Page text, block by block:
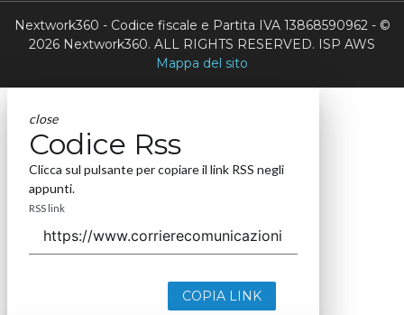
Nextwork360 - Codice fiscale e Partita IVA 13868590962 - ©
2026 Nextwork360. ALL RIGHTS RESERVED. ISP AWS
Mappa del sito
close
Codice Rss
Clicca sul pulsante per copiare il link RSS negli
appunti.
RSS link
COPIA LINK